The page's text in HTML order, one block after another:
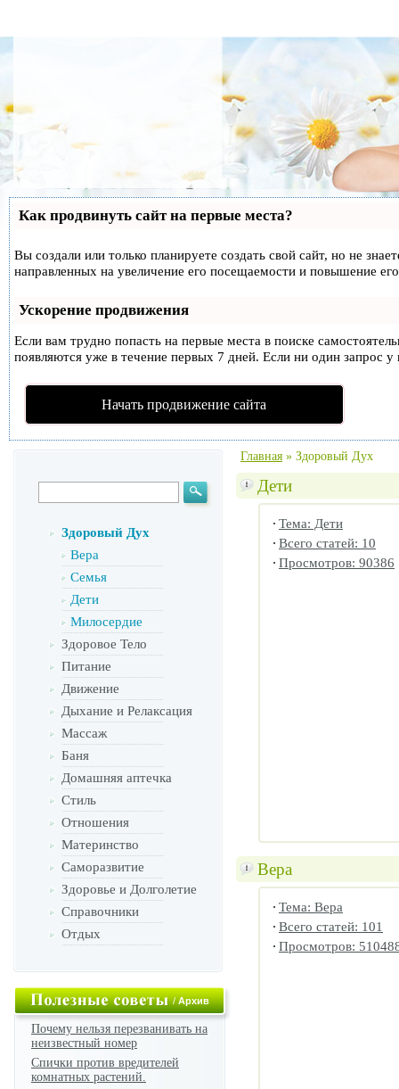
Как продвинуть сайт на первые места?
Вы создали или только планируете создать свой сайт, но не
направленных на увеличение его посещаемости и повышение
Ускорение продвижения
Если вам трудно попасть на первые места в поиске
появляются уже в течение первых 7 дней. Если ни один запрос
Начать продвижение сайта
Здоровый Дух
Вера
Семья
Дети
Милосердие
Здоровое Тело
Питание
Движение
Дыхание и Релаксация
Массаж
Баня
Домашняя аптечка
Стиль
Отношения
Материнство
Саморазвитие
Здоровье и Долголетие
Справочники
Отдых
/Архив
Почему нельзя перезванивать на
неизвестный номер
Спички против вредителей
комнатных растений.
Главная » Здоровый Дух
Дети
Тема: Дети
Всего статей: 10
Просмотров: 90386
Вера
Тема: Вера
Всего статей: 101
Просмотров: